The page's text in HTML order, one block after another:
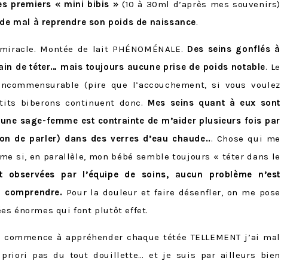
premiers « mini bibis » (10 à 30ml d’après mes souvenirs)
mal à reprendre son poids de naissance.
Montée de lait PHÉNOMÉNALE. Des seins gonflés à
de téter… mais toujours aucune prise de poids notable. Le
(pire que l’accouchement, si vous voulez
biberons continuent donc. Mes seins quant à eux sont
sage-femme est contrainte de m’aider plusieurs fois par
de parler) dans des verres d’eau chaude... Chose qui me
si, en parallèle, mon bébé semble toujours « téter dans le
observées par l’équipe de soins, aucun problème n’est
comprendre. Pour la douleur et faire désenfler, on me pose
énormes qui font plutôt effet.
à appréhender chaque tétée TELLEMENT j’ai mal
pas du tout douillette… et je suis par ailleurs bien